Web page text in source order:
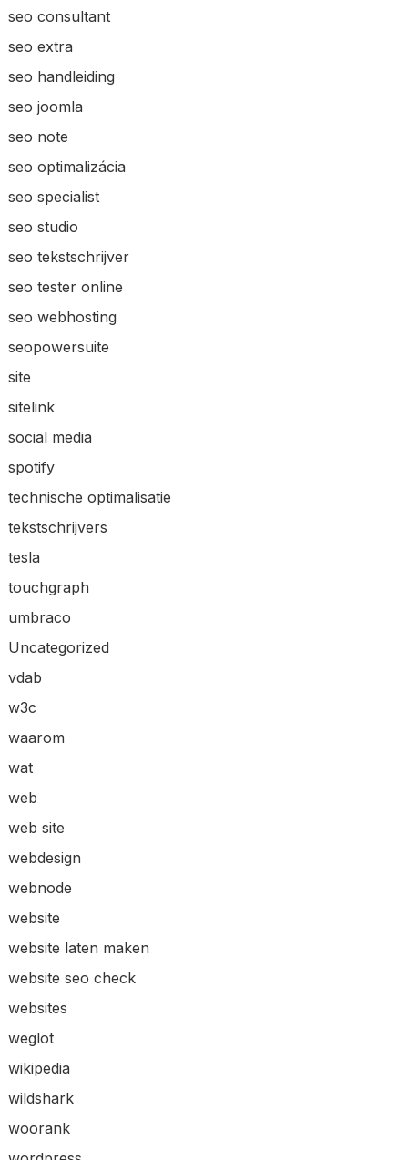
seo consultant
seo extra
seo handleiding
seo joomla
seo note
seo optimalizácia
seo specialist
seo studio
seo tekstschrijver
seo tester online
seo webhosting
seopowersuite
site
sitelink
social media
spotify
technische optimalisatie
tekstschrijvers
tesla
touchgraph
umbraco
Uncategorized
vdab
w3c
waarom
wat
web
web site
webdesign
webnode
website
website laten maken
website seo check
websites
weglot
wikipedia
wildshark
woorank